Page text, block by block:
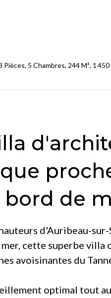
5 Chambres, 244 M², 1 450
bord de
d'Auribeau-
cette superbe villa
avoisinantes du
optimal tout